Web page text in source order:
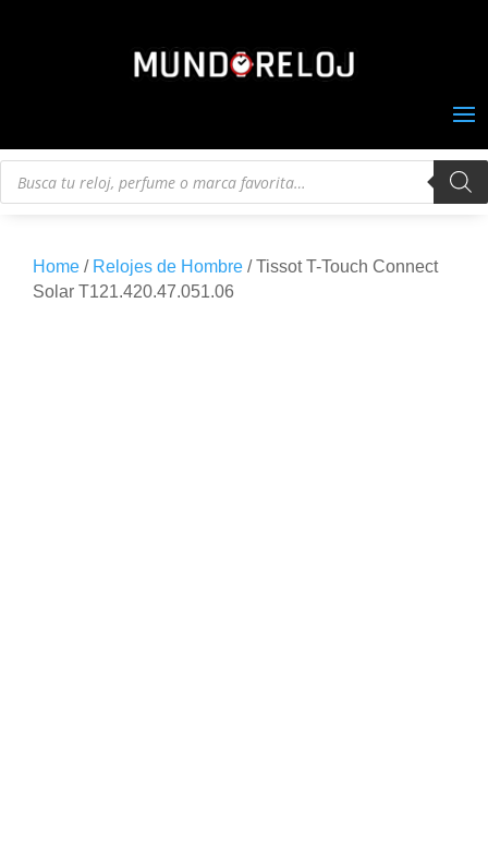
Búsqueda
Home / Relojes de Hombre / Tissot T-Touch Connect
Solar T121.420.47.051.06